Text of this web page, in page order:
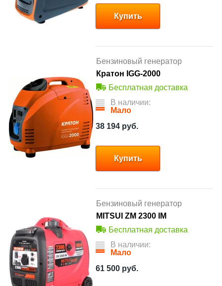
Купить
Бензиновый генератор
Кратон IGG-2000
Бесплатная доставка
В наличии:
Мало
38 194 руб.
Купить
Бензиновый генератор
MITSUI ZM 2300 IM
Бесплатная доставка
В наличии:
Мало
61 500 руб.